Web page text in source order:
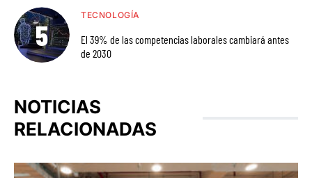
TECNOLOGÍA
El 39% de las competencias laborales cambiará antes
de 2030
NOTICIAS
RELACIONADAS